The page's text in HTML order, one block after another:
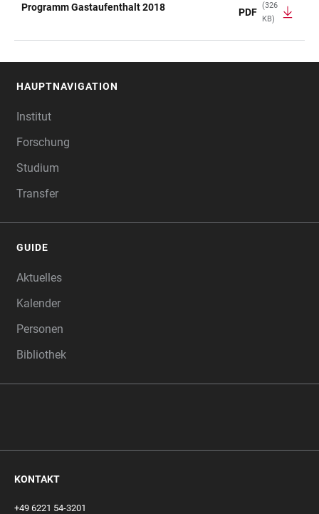
Programm Gastaufenthalt 2018 PDF
(326
KB)
HAUPTNAVIGATION
Institut
Forschung
Studium
Transfer
GUIDE
Aktuelles
Kalender
Personen
Bibliothek
KONTAKT
+49 6221 54-3201